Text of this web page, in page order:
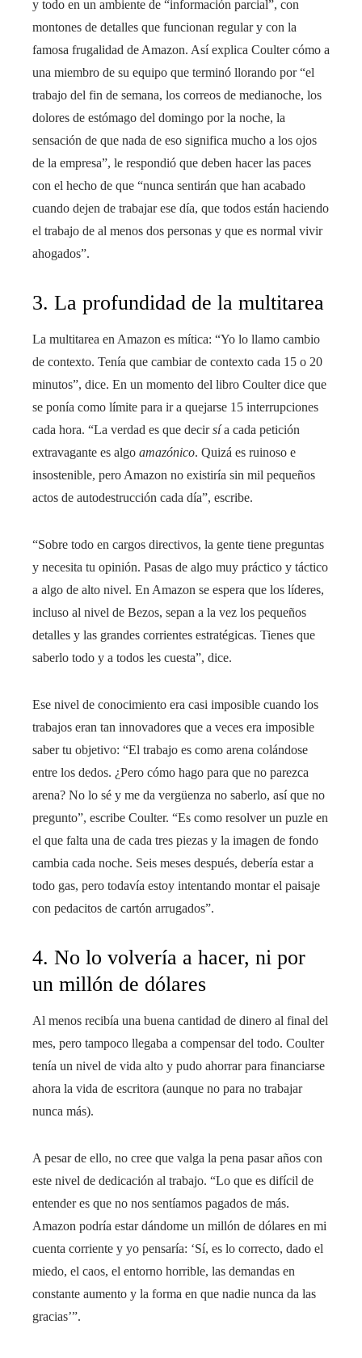
y todo en un ambiente de “información parcial”, con
montones de detalles que funcionan regular y con la
famosa frugalidad de Amazon. Así explica Coulter cómo a
una miembro de su equipo que terminó llorando por “el
trabajo del fin de semana, los correos de medianoche, los
dolores de estómago del domingo por la noche, la
sensación de que nada de eso significa mucho a los ojos
de la empresa”, le respondió que deben hacer las paces
con el hecho de que “nunca sentirán que han acabado
cuando dejen de trabajar ese día, que todos están haciendo
el trabajo de al menos dos personas y que es normal vivir
ahogados”.
3. La profundidad de la multitarea
La multitarea en Amazon es mítica: “Yo lo llamo cambio
de contexto. Tenía que cambiar de contexto cada 15 o 20
minutos”, dice. En un momento del libro Coulter dice que
se ponía como límite para ir a quejarse 15 interrupciones
cada hora. “La verdad es que decirsía cada petición
extravagante es algo amazónico. Quizá es ruinoso e
insostenible, pero Amazon no existiría sin mil pequeños
actos de autodestrucción cada día”, escribe.
“Sobre todo en cargos directivos, la gente tiene preguntas
y necesita tu opinión. Pasas de algo muy práctico y táctico
a algo de alto nivel. En Amazon se espera que los líderes,
incluso al nivel de Bezos, sepan a la vez los pequeños
detalles y las grandes corrientes estratégicas. Tienes que
saberlo todo y a todos les cuesta”, dice.
Ese nivel de conocimiento era casi imposible cuando los
trabajos eran tan innovadores que a veces era imposible
saber tu objetivo: “El trabajo es como arena colándose
entre los dedos. ¿Pero cómo hago para que no parezca
arena? No lo sé y me da vergüenza no saberlo, así que no
pregunto”, escribe Coulter. “Es como resolver un puzle en
el que falta una de cada tres piezas y la imagen de fondo
cambia cada noche. Seis meses después, debería estar a
todo gas, pero todavía estoy intentando montar el paisaje
con pedacitos de cartón arrugados”.
4. No lo volvería a hacer, ni por
un millón de dólares
Al menos recibía una buena cantidad de dinero al final del
mes, pero tampoco llegaba a compensar del todo. Coulter
tenía un nivel de vida alto y pudo ahorrar para financiarse
ahora la vida de escritora (aunque no para no trabajar
nunca más).
A pesar de ello, no cree que valga la pena pasar años con
este nivel de dedicación al trabajo. “Lo que es difícil de
entender es que no nos sentíamos pagados de más.
Amazon podría estar dándome un millón de dólares en mi
cuenta corriente y yo pensaría: ‘Sí, es lo correcto, dado el
miedo, el caos, el entorno horrible, las demandas en
constante aumento y la forma en que nadie nunca da las
gracias’”.